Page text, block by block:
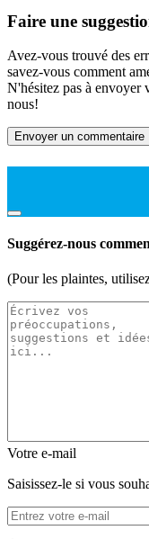
Faire une
Avez-vous trouvé des
savez-vous comment
N'hésitez pas à envoyer
nous!
Envoyer un commentaire
Suggérez-nous
(Pour les plaintes,
Votre e-mail
Saisissez-le si vous